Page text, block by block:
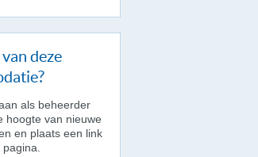
deze
als beheerder
hoogte van nieuwe
en plaats een link